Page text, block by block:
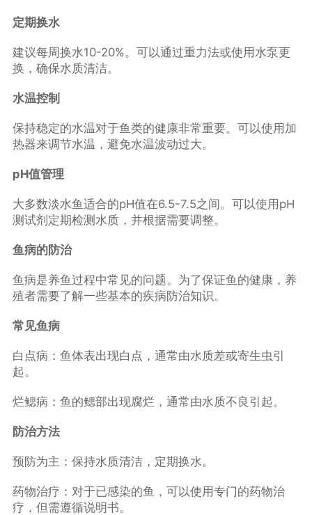
定期换水
建议每周换水10-20%。可以通过重力法或使用水泵更
换，确保水质清洁。
水温控制
保持稳定的水温对于鱼类的健康非常重要。可以使用加
热器来调节水温，避免水温波动过大。
pH值管理
大多数淡水鱼适合的pH值在6.5-7.5之间。可以使用pH
测试剂定期检测水质，并根据需要调整。
鱼病的防治
鱼病是养鱼过程中常见的问题。为了保证鱼的健康，养
殖者需要了解一些基本的疾病防治知识。
常见鱼病
白点病：鱼体表出现白点，通常由水质差或寄生虫引
起。
烂鳃病：鱼的鳃部出现腐烂，通常由水质不良引起。
防治方法
预防为主：保持水质清洁，定期换水。
药物治疗：对于已感染的鱼，可以使用专门的药物治
疗，但需遵循说明书。